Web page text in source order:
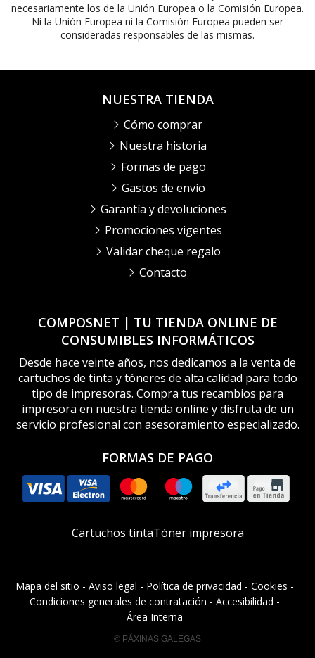
necesariamente los de la Unión Europea o la Comisión Europea.
Ni la Unión Europea ni la Comisión Europea pueden ser
consideradas responsables de las mismas.
COMPOSNET | TU TIENDA ONLINE DE
CONSUMIBLES INFORMÁTICOS
Desde hace veinte años, nos dedicamos a la venta de
cartuchos de tinta y tóneres de alta calidad para todo
tipo de impresoras. Compra tus recambios para
impresora en nuestra tienda online y disfruta de un
servicio profesional con asesoramiento especializado.
FORMAS DE PAGO
NUESTRA TIENDA
Cómo comprar
Nuestra historia
Formas de pago
Gastos de envío
Garantía y devoluciones
Promociones vigentes
Validar cheque regalo
Contacto
Cartuchos tintaTóner impresora
Mapa del sitio - Aviso legal - Política de privacidad - Cookies -
Condiciones generales de contratación - Accesibilidad -
Área Interna
© PÁXINAS GALEGAS